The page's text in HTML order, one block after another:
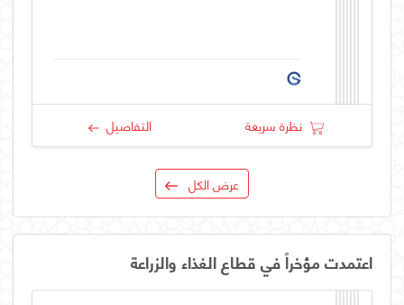
نظرة سريعة التفاصيل
عرض الكل
اعتمدت مؤخراً في قطاع الغذاء والزراعة